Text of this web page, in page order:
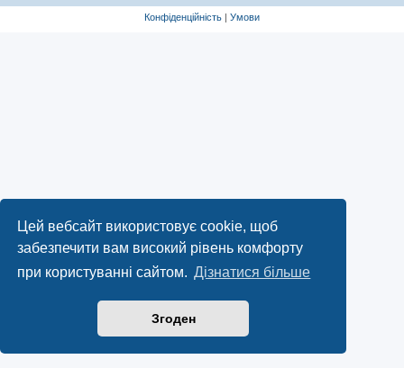
Цей вебсайт використовує cookie, щоб
забезпечити вам високий рівень комфорту
при користуванні сайтом. Дізнатися більше
Згоден
Конфіденційність | Умови